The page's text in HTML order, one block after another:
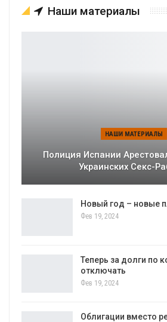
Наши материалы
НАШИ МАТЕРИАЛЫ
Полиция Испании
Украинских Секс-
Новый год – новые
Фев 19, 2024
Теперь за долги по
отключать
Фев 19, 2024
Облигации вместо